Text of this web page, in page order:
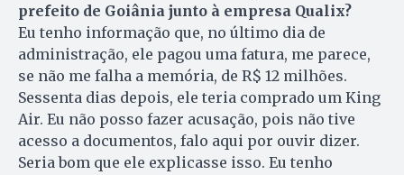
prefeito de Goiânia junto à empresa Qualix?
Eu tenho informação que, no último dia de
administração, ele pagou uma fatura, me parece,
se não me falha a memória, de R$ 12 milhões.
Sessenta dias depois, ele teria comprado um King
Air. Eu não posso fazer acusação, pois não tive
acesso a documentos, falo aqui por ouvir dizer.
Seria bom que ele explicasse isso. Eu tenho